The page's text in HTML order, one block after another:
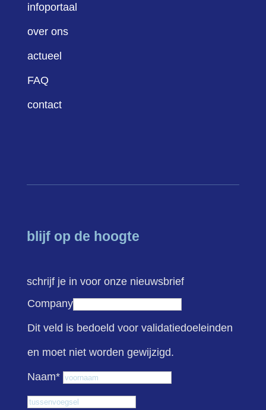
infoportaal
over ons
actueel
FAQ
contact
blijf op de hoogte
schrijf je in voor onze nieuwsbrief
Company
Dit veld is bedoeld voor validatiedoeleinden
en moet niet worden gewijzigd.
Naam* Voornaam
Tussenvoegsel